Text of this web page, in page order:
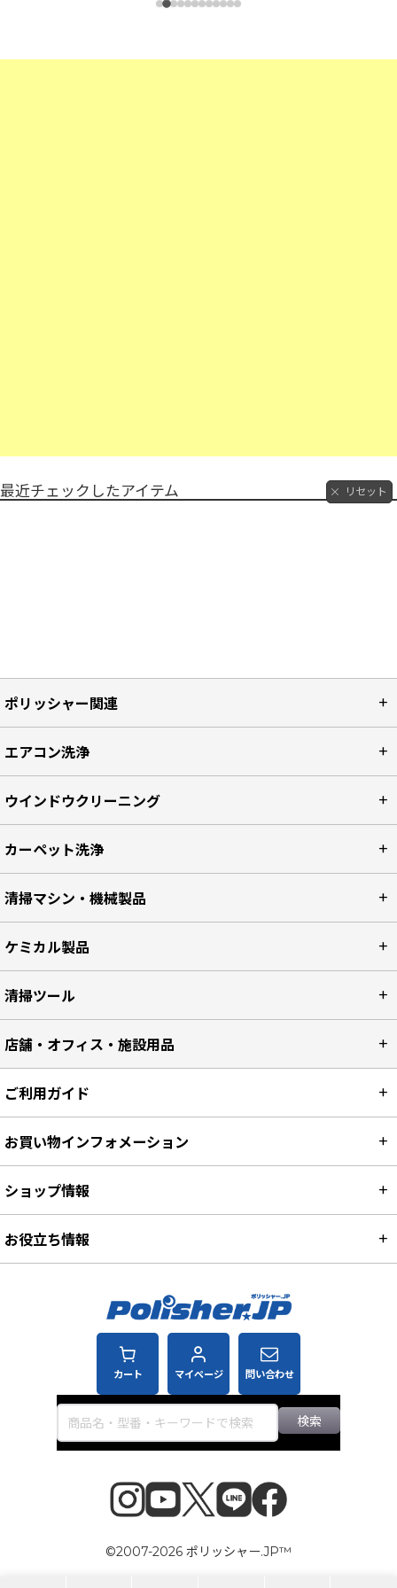
最近チェックしたアイテム リセット
ポリッシャー関連
エアコン洗浄
ウインドウクリーニング
カーペット洗浄
清掃マシン・機械製品
ケミカル製品
清掃ツール
店舗・オフィス・施設用品
カート マイページ 問い合わせ
検索
ご利用ガイド
お買い物インフォメーション
ショップ情報
お役立ち情報
©2007-2026 ポリッシャー.JP™